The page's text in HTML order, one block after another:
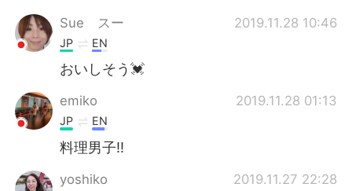
Sue スー 2019.11.28 10:46
JP EN
おいしそう💓
emiko 2019.11.28 01:13
JP EN
料理男子‼️
yoshiko 2019.11.27 22:28